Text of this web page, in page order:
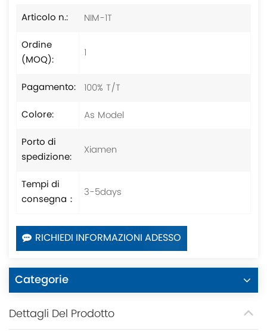
Articolo n.:
NIM-1T
Ordine
(MOQ):
1
Pagamento: 100% T/T
Colore:
As Model
Porto di
spedizione:
Xiamen
Tempi di
consegna：
3-5days
RICHIEDI INFORMAZIONI ADESSO
Categorie
Dettagli Del Prodotto